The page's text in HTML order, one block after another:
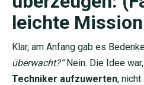
leichte Mission
Klar, am Anfang gab es
überwacht?“Nein. Die Idee war,
Techniker aufzuwerten,